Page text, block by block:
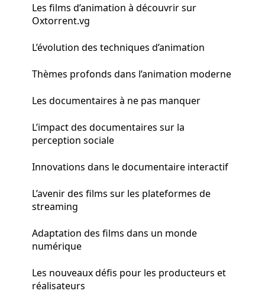
Les films d’animation à découvrir sur
Oxtorrent.vg
L’évolution des techniques d’animation
Thèmes profonds dans l’animation moderne
Les documentaires à ne pas manquer
L’impact des documentaires sur la
perception sociale
Innovations dans le documentaire interactif
L’avenir des films sur les plateformes de
streaming
Adaptation des films dans un monde
numérique
Les nouveaux défis pour les producteurs et
réalisateurs